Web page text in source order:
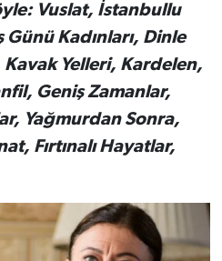
Vuslat, İstanbullu
Kadınları, Dinle
Yelleri, Kardelen,
Geniş Zamanlar,
Yağmurdan Sonra,
Fırtınalı Hayatlar,